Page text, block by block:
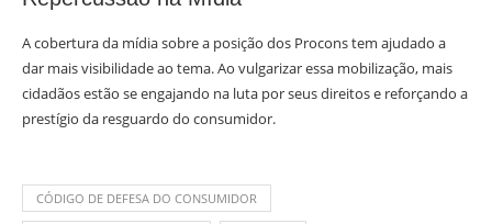
A cobertura da mídia sobre a posição dos Procons tem ajudado a
dar mais visibilidade ao tema. Ao vulgarizar essa mobilização, mais
cidadãos estão se engajando na luta por seus direitos e reforçando a
prestígio da resguardo do consumidor.
CÓDIGO DE DEFESA DO CONSUMIDOR